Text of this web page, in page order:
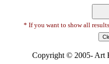
* If you want to show all
Copyright © 2005- Art